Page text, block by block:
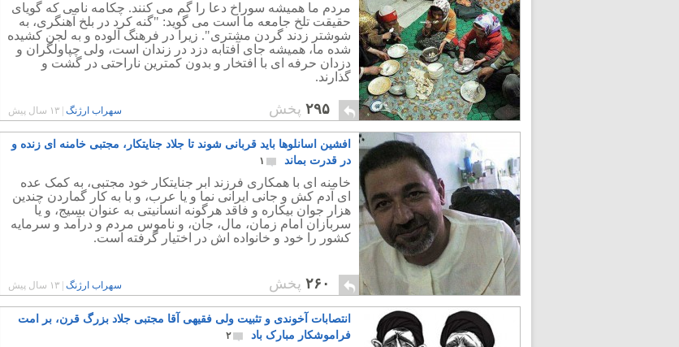
مردم ما همیشه سوراخ دعا را گم می کنند. چکامه نامی که گویای
حقیقت تلخ جامعه ما است می گوید: "گنه کرد در بلخ آهنگری، به
شوشتر زدند گردن مشتری". زیرا در فرهنگ آلوده و به لجن کشیده
شده ما، همیشه جای آفتابه دزد در زندان است، ولی چپاولگران و
دزدان حرفه ای با افتخار و بدون کمترین ناراحتی در گشت و
گذارند.
۲۹۵ پخش سهراب ارژنگ ۱۳ سال پیش
افشین اسانلوها باید قربانی شوند تا جلاد جنایتکار، مجتبی خامنه ای زنده و
در قدرت بماند
۱
خامنه ای با همکاری فرزند ابر جنایتکار خود مجتبی، به کمک عده
ای آدم کش و جانی ایرانی نما و یا عرب، و با به کار گماردن چندین
هزار جوان بیکاره و فاقد هرگونه انسانیتی به عنوان بسیج، و یا
سربازان امام زمان، مال، جان، و ناموس مردم و درآمد و سرمایه
کشور را خود و خانواده اش در اختیار گرفته است.
۲۶۰ پخش سهراب ارژنگ ۱۳ سال پیش
انتصابات آخوندی و تثبیت ولی فقیهی آقا مجتبی جلاد بزرگ قرن، بر امت
فراموشکار مبارک باد
۲